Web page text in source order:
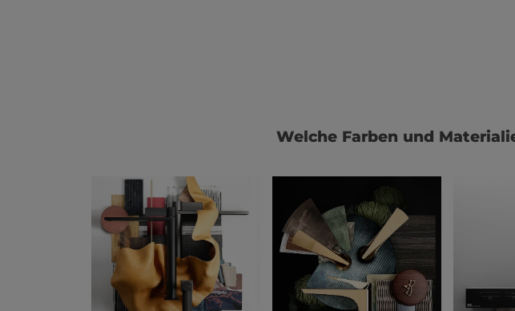
Welche Farben und